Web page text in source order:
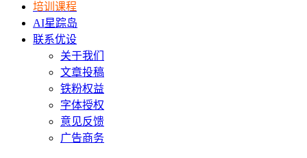
培训课程
AI星踪岛
联系优设
关于我们
文章投稿
铁粉权益
字体授权
意见反馈
广告商务